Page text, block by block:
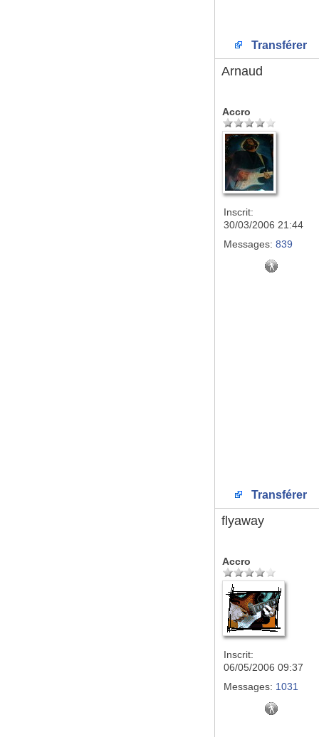
Transférer
Arnaud
Accro
Inscrit:
30/03/2006 21:44
Messages: 839
Transférer
flyaway
Accro
Inscrit:
06/05/2006 09:37
Messages: 1031